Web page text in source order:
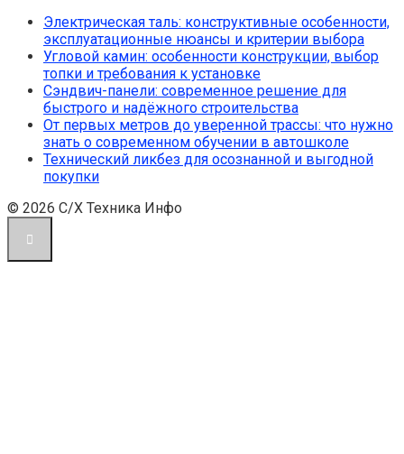
Электрическая таль: конструктивные особенности,
эксплуатационные нюансы и критерии выбора
Угловой камин: особенности конструкции, выбор
топки и требования к установке
Сэндвич-панели: современное решение для
быстрого и надёжного строительства
От первых метров до уверенной трассы: что нужно
знать о современном обучении в автошколе
Технический ликбез для осознанной и выгодной
покупки
© 2026 С/Х Техника Инфо